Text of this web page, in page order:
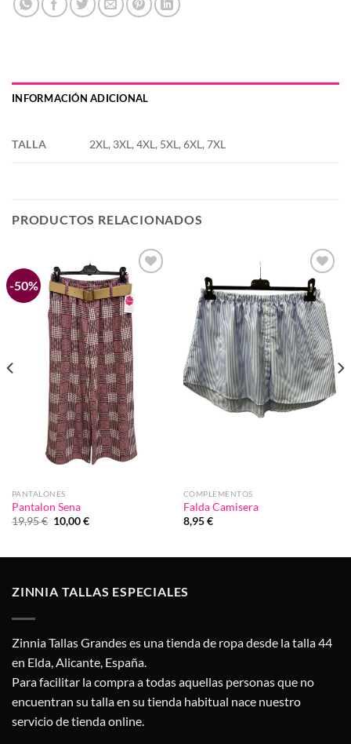
INFORMACIÓN ADICIONAL
TALLA 2XL, 3XL, 4XL, 5XL, 6XL, 7XL
PRODUCTOS RELACIONADOS
-50%
Añadir
lista de
deseos
PANTALONES
Pantalon Sena
19,95€ El
precio
19,95 €.
10,00€El
10,00 €.
Añadir
a la
lista de
deseos
COMPLEMENTOS
Falda Camisera
8,95€
ZINNIA TALLAS ESPECIALES
Zinnia Tallas Grandes es una tienda de ropa desde la talla 44
en Elda, Alicante, España.
Para facilitar la compra a todas aquellas personas que no
encuentran su talla en su tienda habitual nace nuestro
servicio de tienda online.